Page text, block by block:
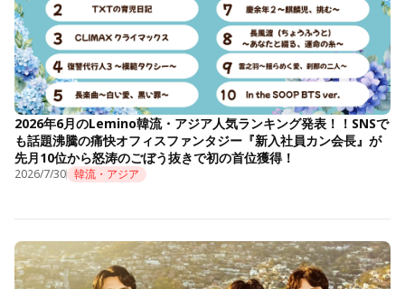
2026年6月のLemino韓流・アジア人気ランキング発表！！SNSで
も話題沸騰の痛快オフィスファンタジー『新入社員カン会長』が
先月10位から怒涛のごぼう抜きで初の首位獲得！
2026/7/30 韓流・アジア